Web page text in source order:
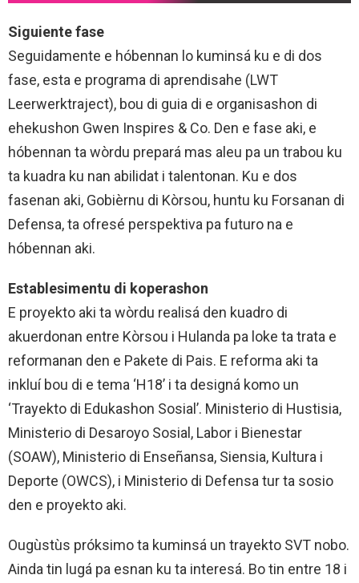
Siguiente fase
Seguidamente e hóbennan lo kuminsá ku e di dos
fase, esta e programa di aprendisahe (LWT
Leerwerktraject), bou di guia di e organisashon di
ehekushon Gwen Inspires & Co. Den e fase aki, e
hóbennan ta wòrdu prepará mas aleu pa un trabou ku
ta kuadra ku nan abilidat i talentonan. Ku e dos
fasenan aki, Gobièrnu di Kòrsou, huntu ku Forsanan di
Defensa, ta ofresé perspektiva pa futuro na e
hóbennan aki.
Establesimentu di koperashon
E proyekto aki ta wòrdu realisá den kuadro di
akuerdonan entre Kòrsou i Hulanda pa loke ta trata e
reformanan den e Pakete di Pais. E reforma aki ta
inkluí bou di e tema ‘H18’ i ta designá komo un
‘Trayekto di Edukashon Sosial’. Ministerio di Hustisia,
Ministerio di Desaroyo Sosial, Labor i Bienestar
(SOAW), Ministerio di Enseñansa, Siensia, Kultura i
Deporte (OWCS), i Ministerio di Defensa tur ta sosio
den e proyekto aki.
Ougùstùs próksimo ta kuminsá un trayekto SVT nobo.
Ainda tin lugá pa esnan ku ta interesá. Bo tin entre 18 i